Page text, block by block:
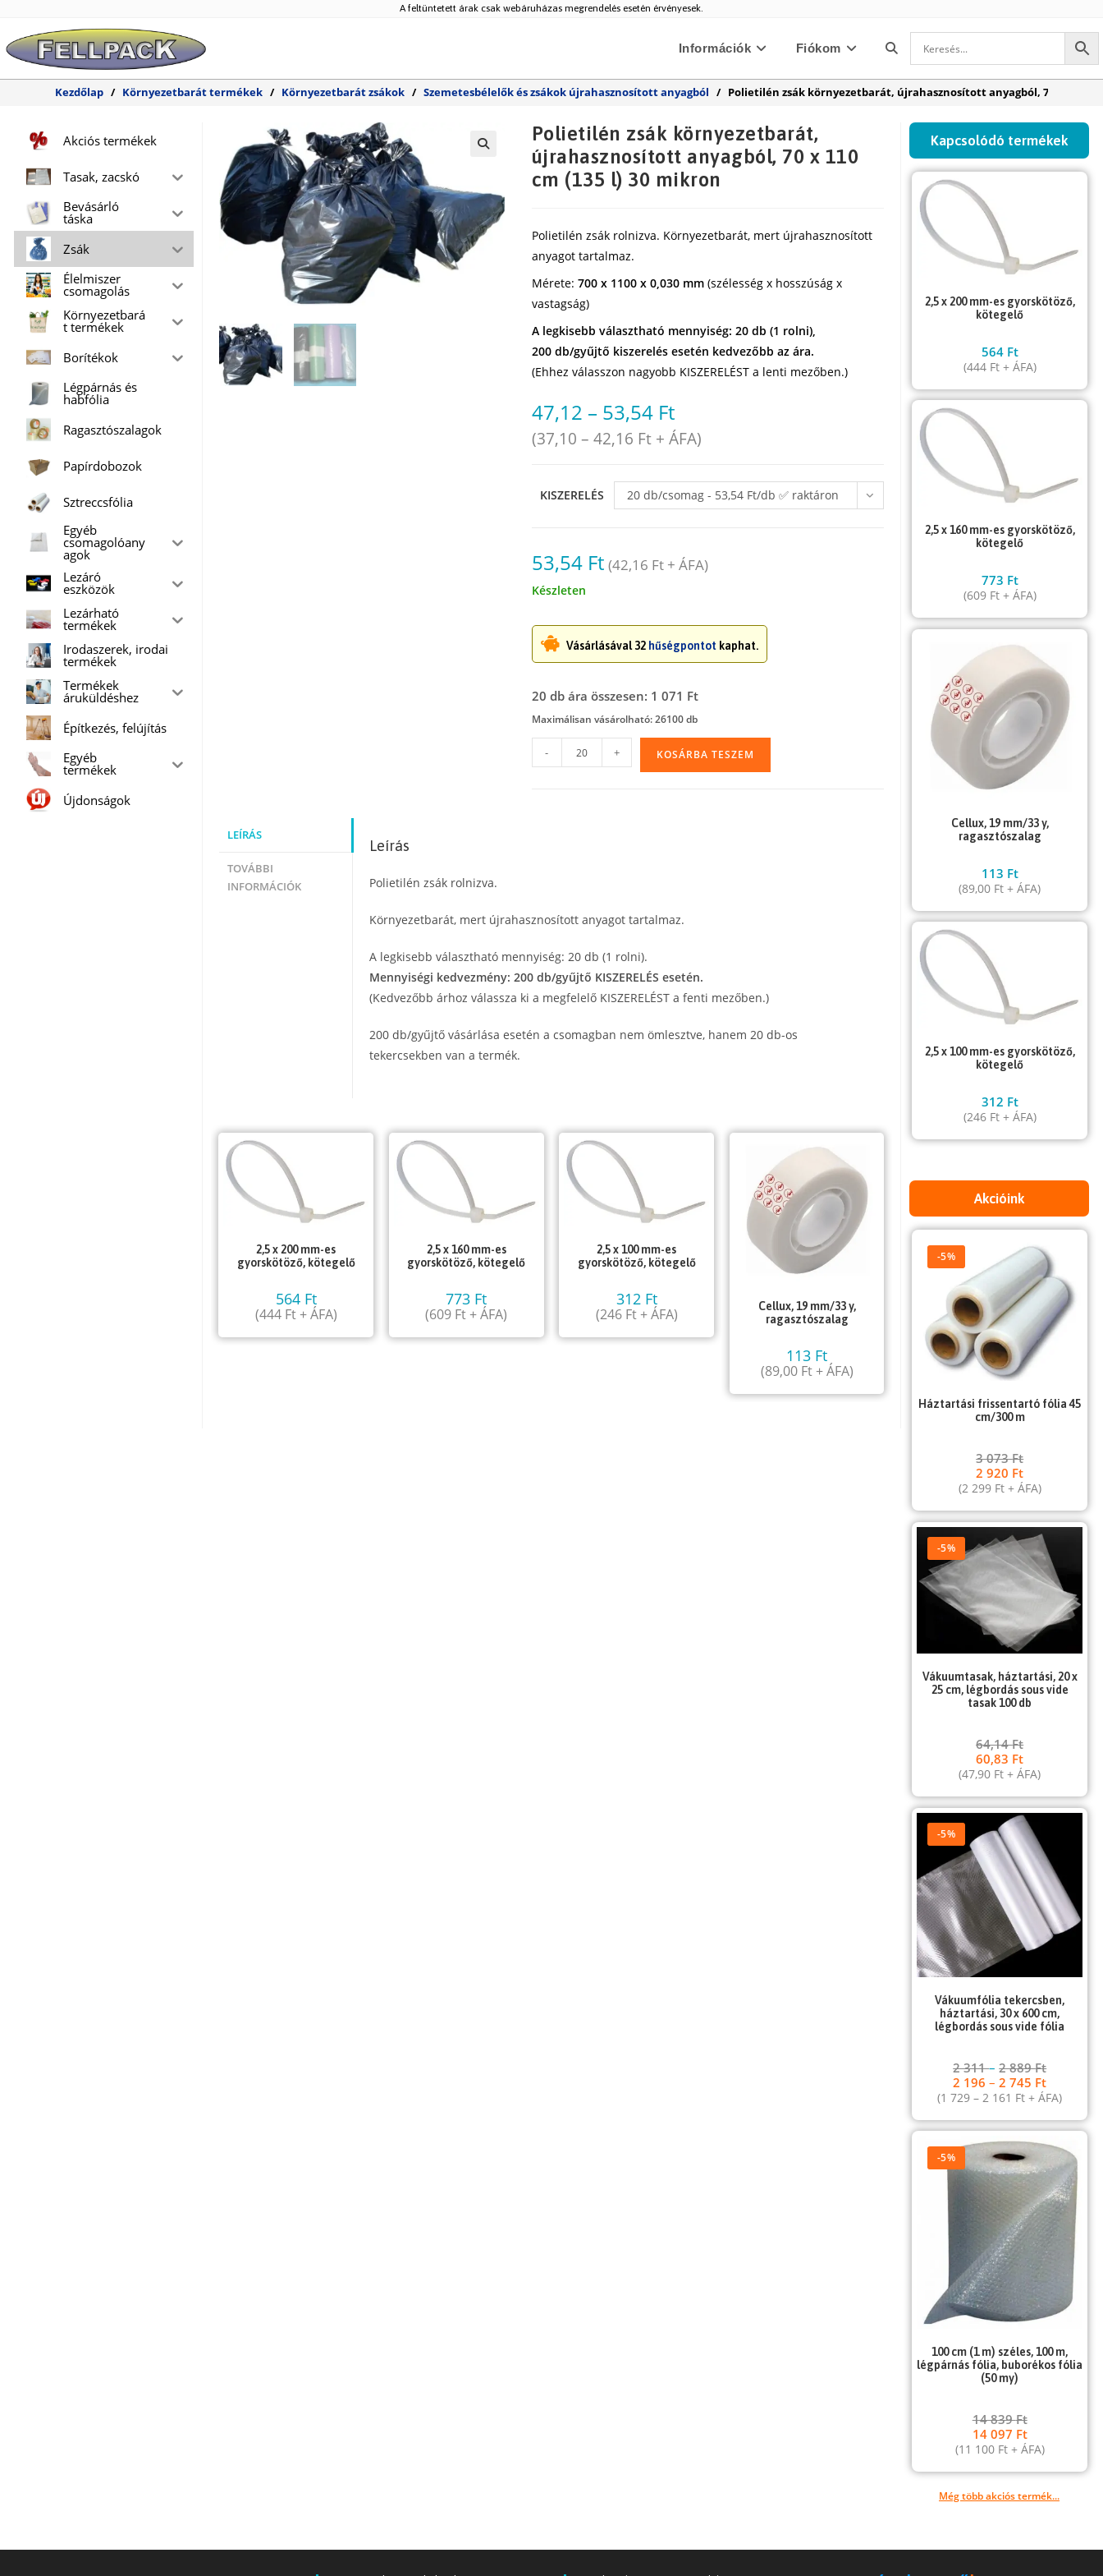
content
A feltüntetett árak csak webáruházas megrendelés esetén érvényesek.
Információk Fiókom Toggle
search
Kezdőlap / Környezetbarát termékek / Környezetbarát zsákok / Szemetesbélelők és zsákok újrahasznosított anyagból / Polietilén zsák környezetbarát, újrahasznosított anyagból, 70 x 110 cm
Polietilén zsák környezetbarát,
újrahasznosított anyagból, 70 x 110
cm (135 l) 30 mikron
Polietilén zsák rolnizva. Környezetbarát, mert újrahasznosított
anyagot tartalmaz.
Mérete: 700 x 1100 x 0,030 mm(szélesség x hosszúság x
vastagság)
A legkisebb választható mennyiség: 20 db (1 rolni),
200 db/gyűjtő kiszerelés esetén kedvezőbb az ára.
(Ehhez válasszon nagyobb KISZERELÉST a lenti mezőben.)
47,12 – 53,54 Ft
(37,10 – 42,16 Ft+ ÁFA)
KISZERELÉS 20 db/csomag - 53,54 Ft/db ✅ raktáron
53,54 Ft (42,16 Ft+ ÁFA)
Készleten
Vásárlásával 32 hűségpontotkaphat.
20 db ára összesen: 1 071 Ft
Maximálisan vásárolható: 26100 db
Polietilén
zsák
l)
30
mikron
- + KOSÁRBA TESZEM
LEÍRÁS
TOVÁBBI
INFORMÁCIÓK
Leírás
Polietilén zsák rolnizva.
Környezetbarát, mert újrahasznosított anyagot tartalmaz.
A legkisebb választható mennyiség: 20 db (1 rolni).
Mennyiségi kedvezmény: 200 db/gyűjtő KISZERELÉS esetén.
(Kedvezőbb árhoz válassza ki a megfelelő KISZERELÉST a fenti mezőben.)
200 db/gyűjtő vásárlása esetén a csomagban nem ömlesztve, hanem 20 db-os
tekercsekben van a termék.
2,5 x 200 mm-es
gyorskötöző, kötegelő
564 Ft
(444 Ft+ ÁFA)
2,5 x 160 mm-es
gyorskötöző, kötegelő
773 Ft
(609 Ft+ ÁFA)
2,5 x 100 mm-es
gyorskötöző, kötegelő
312 Ft
(246 Ft+ ÁFA)
Cellux, 19 mm/33 y,
ragasztószalag
113 Ft
(89,00 Ft+ ÁFA)
Akciós termékek
Tasak, zacskó
Bevásárló
táska
Zsák
Élelmiszer
csomagolás
Környezetbará
t termékek
Borítékok
Légpárnás és
habfólia
Ragasztószalagok
Papírdobozok
Sztreccsfólia
Egyéb
csomagolóany
agok
Lezáró
eszközök
Lezárható
termékek
Irodaszerek, irodai
termékek
Termékek
áruküldéshez
Építkezés, felújítás
Egyéb
termékek
Újdonságok
Kapcsolódó termékek
2,5 x 200 mm-es gyorskötöző,
kötegelő
564 Ft
(444 Ft+ ÁFA)
2,5 x 160 mm-es gyorskötöző,
kötegelő
773 Ft
(609 Ft+ ÁFA)
Cellux, 19 mm/33 y,
ragasztószalag
113 Ft
(89,00 Ft + ÁFA)
2,5 x 100 mm-es gyorskötöző,
kötegelő
312 Ft
(246 Ft+ ÁFA)
Akcióink
-5%
Háztartási frissentartó fólia 45
cm/300 m
3 073Ft
2 920 Ft
(2 299 Ft+ ÁFA)
-5%
Vákuumtasak, háztartási, 20 x
25 cm, légbordás sous vide
tasak 100 db
64,14Ft
60,83 Ft
(47,90 Ft + ÁFA)
-5%
Vákuumfólia tekercsben,
háztartási, 30 x 600 cm,
légbordás sous vide fólia
2 311–2 889Ft
2 196–2 745 Ft
(1 729– 2 161 Ft + ÁFA)
-5%
100 cm (1 m) széles, 100 m,
légpárnás fólia, buborékos fólia
(50 my)
14 839Ft
14 097 Ft
(11 100 Ft+ ÁFA)
Még több akciós termék...